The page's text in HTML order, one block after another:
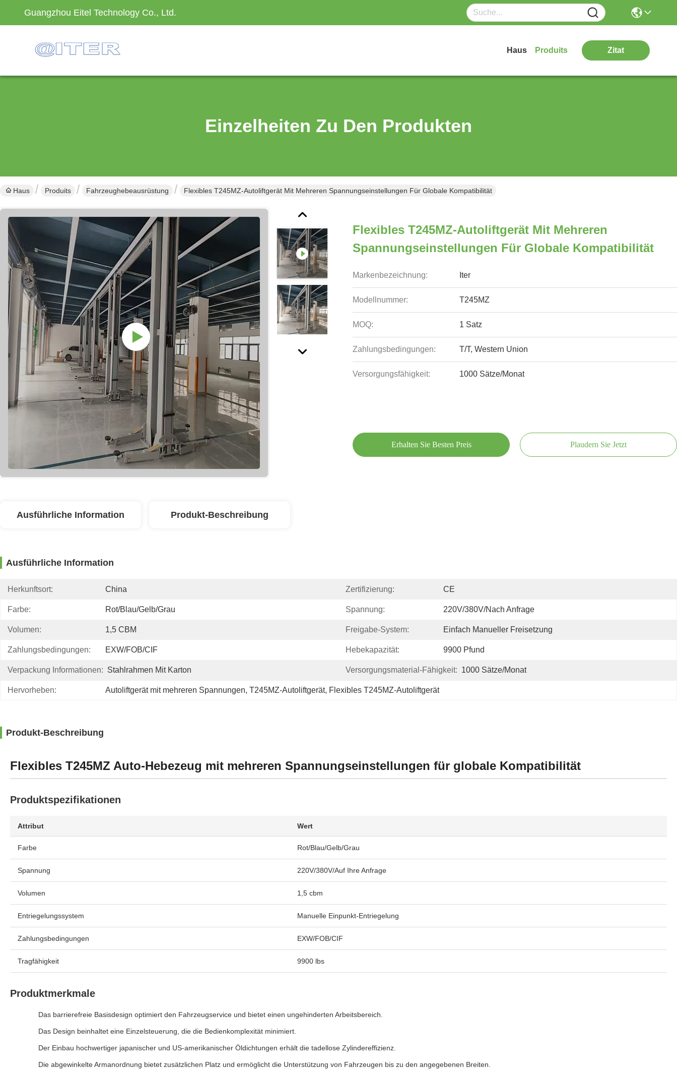
Guangzhou Eitel Technology Co., Ltd.
Haus Produits Zitat
Einzelheiten Zu Den Produkten
Haus Produits Fahrzeughebeausrüstung Flexibles T245MZ-Autoliftgerät Mit Mehreren Spannungseinstellungen Für Globale Kompatibilität
Flexibles T245MZ-Autoliftgerät Mit Mehreren
Spannungseinstellungen Für Globale Kompatibilität
Markenbezeichnung: Iter
Modellnummer: T245MZ
MOQ: 1 Satz
Zahlungsbedingungen: T/T, Western Union
Versorgungsfähigkeit: 1000 Sätze/Monat
Erhalten Sie Besten Preis Plaudern Sie Jetzt
Ausführliche Information Produkt-Beschreibung
Ausführliche Information
Herkunftsort: China Zertifizierung: CE
Farbe: Rot/blau/gelb/grau Spannung: 220V/380V/nach Anfrage
Volumen: 1,5 CBM Freigabe-System: Einfach Manueller Freisetzung
Zahlungsbedingungen: EXW/FOB/CIF Hebekapazität: 9900 Pfund
Verpackung Informationen: Stahlrahmen Mit Karton Versorgungsmaterial-Fähigkeit: 1000 Sätze/Monat
Hervorheben: Autoliftgerät mit mehreren Spannungen, T245MZ-Autoliftgerät, Flexibles T245MZ-Autoliftgerät
Produkt-Beschreibung
Flexibles T245MZ Auto-Hebezeug mit mehreren Spannungseinstellungen für globale Kompatibilität
Produktspezifikationen
Attribut Wert
Farbe Rot/Blau/Gelb/Grau
Spannung 220V/380V/Auf Ihre Anfrage
Volumen 1,5 cbm
Entriegelungssystem Manuelle Einpunkt-Entriegelung
Zahlungsbedingungen EXW/FOB/CIF
Tragfähigkeit 9900 lbs
Produktmerkmale
Das barrierefreie Basisdesign optimiert den Fahrzeugservice und bietet einen ungehinderten Arbeitsbereich.
Das Design beinhaltet eine Einzelsteuerung, die die Bedienkomplexität minimiert.
Der Einbau hochwertiger japanischer und US-amerikanischer Öldichtungen erhält die tadellose Zylindereffizienz.
Die abgewinkelte Armanordnung bietet zusätzlichen Platz und ermöglicht die Unterstützung von Fahrzeugen bis zu den angegebenen Breiten.